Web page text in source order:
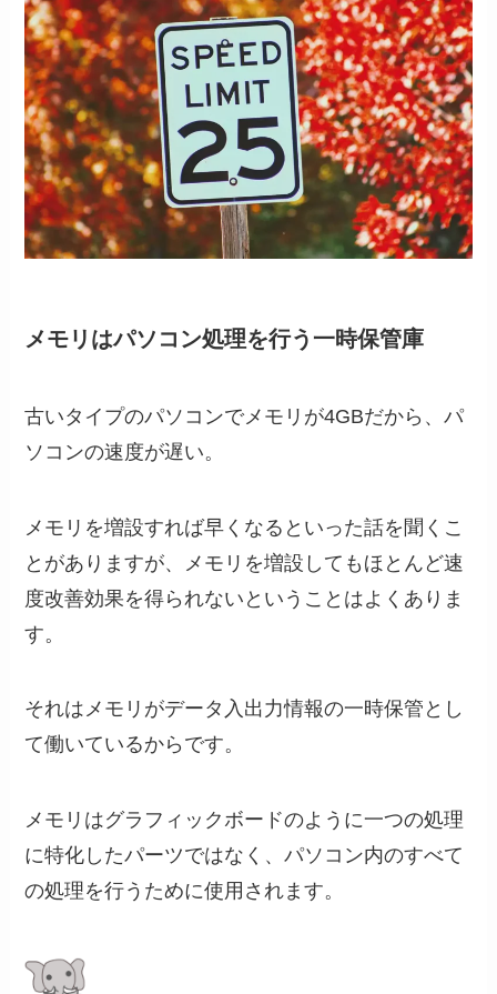
メモリはパソコン処理を行う一時保管庫
古いタイプのパソコンでメモリが4GBだから、パ
ソコンの速度が遅い。
メモリを増設すれば早くなるといった話を聞くこ
とがありますが、メモリを増設してもほとんど速
度改善効果を得られないということはよくありま
す。
それはメモリがデータ入出力情報の一時保管とし
て働いているからです。
メモリはグラフィックボードのように一つの処理
に特化したパーツではなく、パソコン内のすべて
の処理を行うために使用されます。